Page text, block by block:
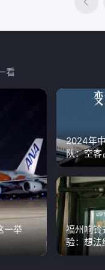
看
一举
2024年
队：空客
国产民机
福州响铃
验：想法
代，效果